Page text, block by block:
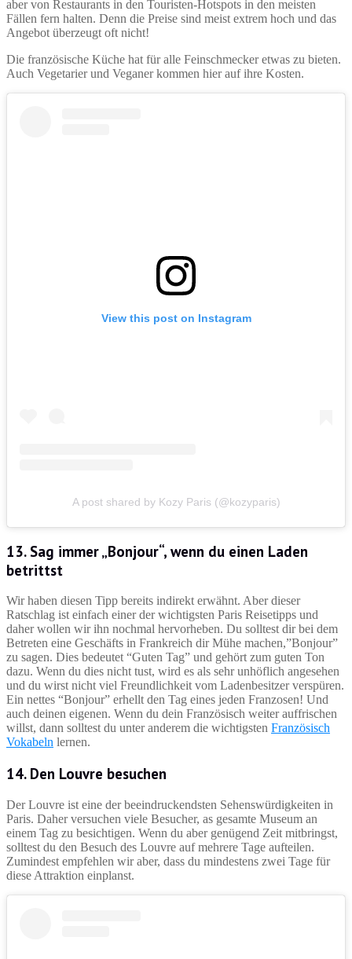
aber von Restaurants in den Touristen-Hotspots in den meisten
Fällen fern halten. Denn die Preise sind meist extrem hoch und das
Angebot überzeugt oft nicht!
Die französische Küche hat für alle Feinschmecker etwas zu bieten.
Auch Vegetarier und Veganer kommen hier auf ihre Kosten.
View this post on Instagram
A post shared by Kozy Paris (@kozyparis)
13. Sag immer „Bonjour“, wenn du einen Laden
betrittst
Wir haben diesen Tipp bereits indirekt erwähnt. Aber dieser
Ratschlag ist einfach einer der wichtigsten Paris Reisetipps und
daher wollen wir ihn nochmal hervorheben. Du solltest dir bei dem
Betreten eine Geschäfts in Frankreich dir Mühe machen,”Bonjour”
zu sagen. Dies bedeutet “Guten Tag” und gehört zum guten Ton
dazu. Wenn du dies nicht tust, wird es als sehr unhöflich angesehen
und du wirst nicht viel Freundlichkeit vom Ladenbesitzer verspüren.
Ein nettes “Bonjour” erhellt den Tag eines jeden Franzosen! Und
auch deinen eigenen. Wenn du dein Französisch weiter auffrischen
willst, dann solltest du unter anderem die wichtigsten Französisch
Vokabeln lernen.
14. Den Louvre besuchen
Der Louvre ist eine der beeindruckendsten Sehenswürdigkeiten in
Paris. Daher versuchen viele Besucher, as gesamte Museum an
einem Tag zu besichtigen. Wenn du aber genügend Zeit mitbringst,
solltest du den Besuch des Louvre auf mehrere Tage aufteilen.
Zumindest empfehlen wir aber, dass du mindestens zwei Tage für
diese Attraktion einplanst.